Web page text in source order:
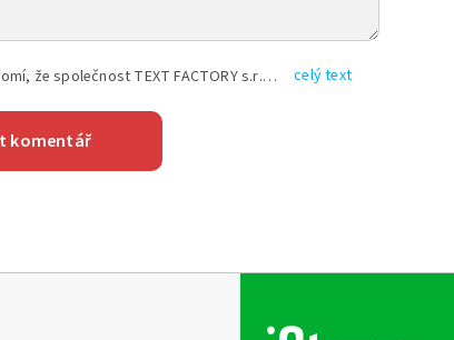
Vyplněním shora uvedených údajů beru na vědomí, že společnost TEXT FACTORY s.r.o., sídlem Brno, Durďákova 336/29, Černá Pole, PSČ: 613 00, IČ: 06157831, zapsané u Krajského soudu v Brně, oddíl C, vložka 100399, bude zpracovávat mé osobní údaje uvedené v rámci mnou vyplněného registračního formuláře na základě oprávněných zájmů TEXT FACTORY s.r.o. dle čl. 6 odst. 1 písm. f) GDPR a pro splnění právních povinností (čl. 6 odst. 1 písm. c) GDPR), a to pro tyto účely: nezbytnost zajistit oprávnění návštěvníka webových stránek provozovaných společností TEXT FACTORY s.r.o. přispívat aktivně ke zveřejněným článkům nebo v rámci diskusních fór a výkon práv TEXT FACTORY s.r.o. jako administrátora těchto diskusních fór. Více informací o zpracování osobních údajů a právech lze nalézt v celý text